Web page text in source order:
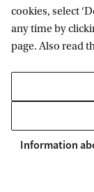
mindervalide
parkeren op
parkeren geldt.
cookies, select
any time by
page. Also read
Information